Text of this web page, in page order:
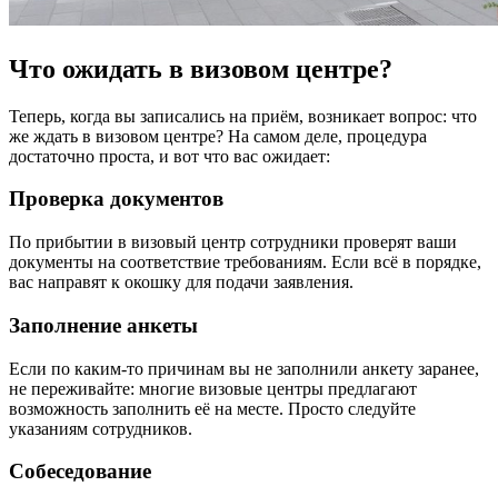
Что ожидать в визовом центре?
Теперь, когда вы записались на приём, возникает вопрос: что
же ждать в визовом центре? На самом деле, процедура
достаточно проста, и вот что вас ожидает:
Проверка документов
По прибытии в визовый центр сотрудники проверят ваши
документы на соответствие требованиям. Если всё в порядке,
вас направят к окошку для подачи заявления.
Заполнение анкеты
Если по каким-то причинам вы не заполнили анкету заранее,
не переживайте: многие визовые центры предлагают
возможность заполнить её на месте. Просто следуйте
указаниям сотрудников.
Собеседование